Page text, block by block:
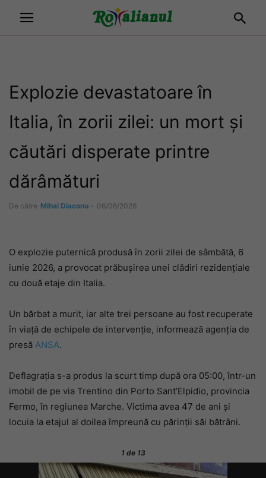
Explozie devastatoare în
Italia, în zorii zilei: un mort și
căutări disperate printre
dărâmături
De către Mihai Diaconu - 06/06/2026
O explozie puternică produsă în zorii zilei de sâmbătă, 6
iunie 2026, a provocat prăbușirea unei clădiri rezidențiale
cu două etaje din Italia.
Un bărbat a murit, iar alte trei persoane au fost recuperate
în viață de echipele de intervenție, informează agenția de
presă ANSA.
Deflagrația s-a produs la scurt timp după ora 05:00, într-un
imobil de pe via Trentino din Porto Sant’Elpidio, provincia
Fermo, în regiunea Marche. Victima avea 47 de ani și
locuia la etajul al doilea împreună cu părinții săi bătrâni.
1 de 13